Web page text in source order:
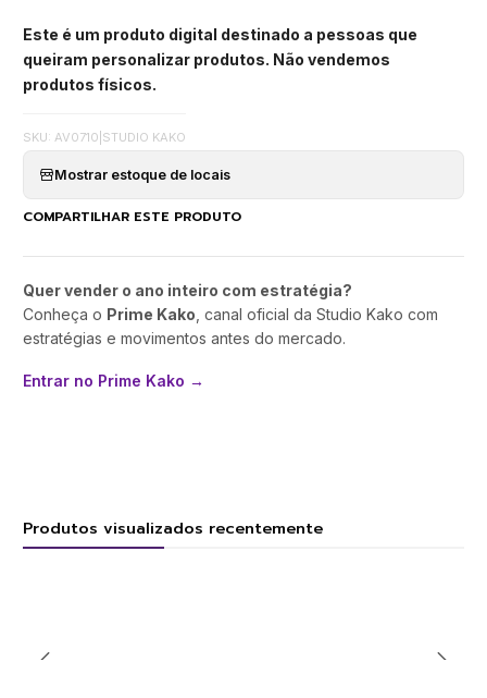
Este é um produto digital destinado a pessoas que
queiram personalizar produtos. Não vendemos
produtos físicos.
SKU: AV0710 STUDIO KAKO
Mostrar estoque de locais
COMPARTILHAR ESTE PRODUTO
Quer vender o ano inteiro com estratégia?
Conheça o Prime Kako , canal oficial da Studio Kako com
estratégias e movimentos antes do mercado.
Entrar no Prime Kako →
Produtos visualizados recentemente